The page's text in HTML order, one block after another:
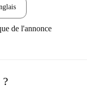
de l'annonce